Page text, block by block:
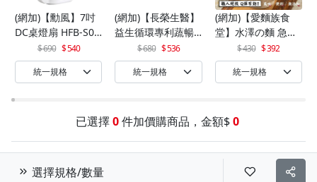
(網加)【勳風】7吋
DC桌燈扇 HFB-S06
690 540
(網加)【長榮生醫】
益生循環專利蔬暢
配方輕體順暢(30包/
盒)x1
680 536
(網加)【愛麵族食
堂】水澤の麵 急凍
讚岐烏龍麵 200gx5
入(袋)*2組(10入)
430 392
已選擇 0 件加價購商品，金額$ 0
選擇規格/數量